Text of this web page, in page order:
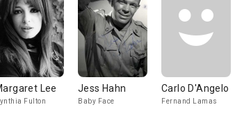
Lee
Fulton
Jess Hahn
Baby Face
Carlo D'Angelo
Fernand Lamas